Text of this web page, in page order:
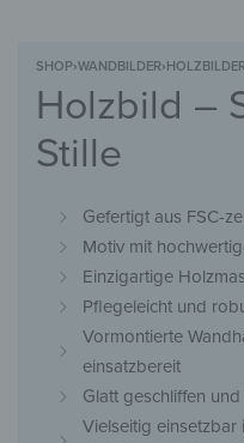
SHOP›WANDBILDER›
Holzbild –
Stille
Gefertigt aus FSC-
Motiv mit
Einzigartige
Pflegeleicht und
Vormontierte
einsatzbereit
Glatt geschliffen
Vielseitig einsetzbar